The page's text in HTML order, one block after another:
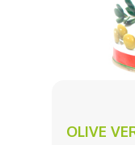
OLIVE